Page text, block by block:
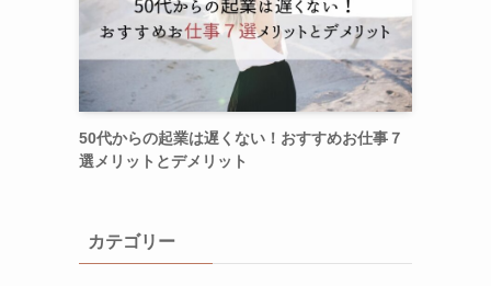
50代からの起業は遅くない！おすすめお仕事７
選メリットとデメリット
カテゴリー